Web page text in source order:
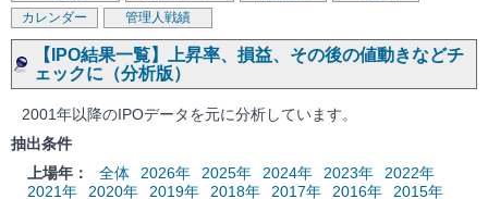
カレンダー
管理人戦績
【IPO結果一覧】上昇率、損益、その後の値動きなどチ
ェックに（分析版）
2001年以降のIPOデータを元に分析しています。
抽出条件
上場年：
全体 2026年 2025年 2024年 2023年
2022年
2021年
2020年 2019年 2018年 2017年 2016年
2015年